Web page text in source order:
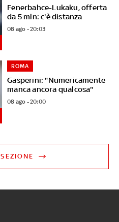
Fenerbahce-Lukaku, offerta
da 5 mln: c'è distanza
08 ago - 20:03
Gasperini: "Numericamente
manca ancora qualcosa"
ROMA
08 ago - 20:00